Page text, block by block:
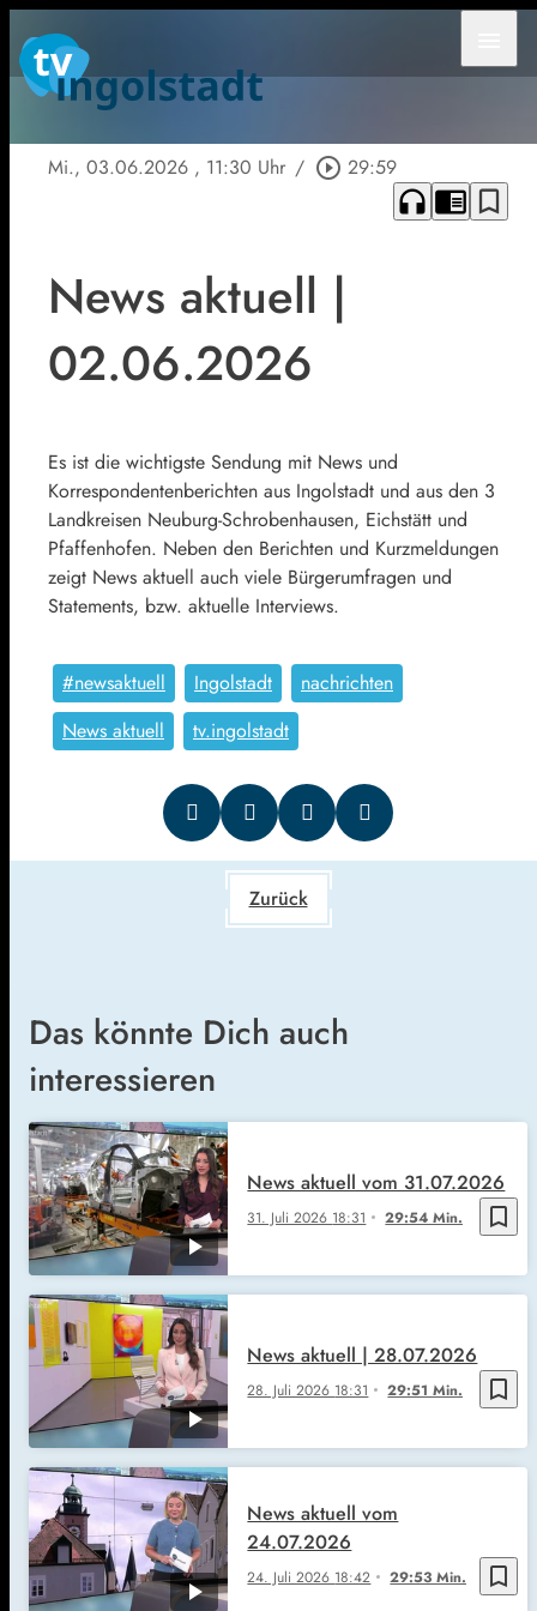
Mi., 03.06.2026 , 11:30 Uhr / play_circle_outline 29:59
headphones chrome_reader_mode bookmark_border
News aktuell |
02.06.2026
Es ist die wichtigste Sendung mit News und
Korrespondentenberichten aus Ingolstadt und aus den 3
Landkreisen Neuburg-Schrobenhausen, Eichstätt und
Pfaffenhofen. Neben den Berichten und Kurzmeldungen
zeigt News aktuell auch viele Bürgerumfragen und
Statements, bzw. aktuelle Interviews.
#newsaktuell Ingolstadt
nachrichten
News aktuell
tv.ingolstadt
Zurück
Das könnte Dich auch
interessieren
bookmark_border
31. Juli 2026 18:31 29:54 Min.
News aktuell vom 31.07.2026
bookmark_border
28. Juli 2026 18:31 29:51 Min.
News aktuell | 28.07.2026
bookmark_border
24. Juli 2026 18:42 29:53 Min.
News aktuell vom
24.07.2026